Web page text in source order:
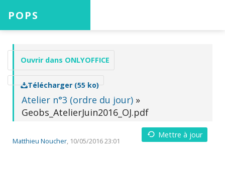
POPS
Accueil
Ouvrir dans ONLYOFFICE
Télécharger (55 ko)
Atelier n°3 (ordre du jour) »
Geobs_AtelierJuin2016_OJ.pdf
Matthieu Noucher, 10/05/2016 23:01
Mettre à jour